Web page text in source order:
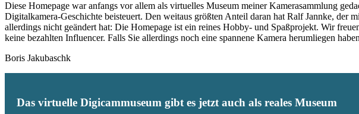
Diese Homepage war anfangs vor allem als virtuelles Museum meiner Kamerasammlung
Digitalkamera-Geschichte beisteuert. Den weitaus größten Anteil daran hat Ralf Jannke, der
allerdings nicht geändert hat: Die Homepage ist ein reines Hobby- und Spaßprojekt. Wir
keine bezahlten Influencer. Falls Sie allerdings noch eine spannene Kamera herumliegen
Boris Jakubaschk
Das virtuelle Digicammuseum gibt es jetzt auch als reales Museum